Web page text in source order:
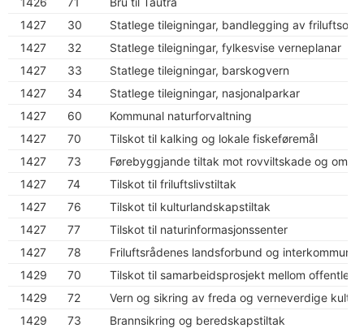
1427
30
Statlege tileigningar, bandlegging av
1427
32
Statlege tileigningar, fylkesvise verneplanar
1427
33
Statlege tileigningar, barskogvern
1427
34
Statlege tileigningar, nasjonalparkar
1427
60
Kommunal naturforvaltning
1427
70
Tilskot til kalking og lokale fiskeføremål
1427
73
Førebyggjande tiltak mot rovviltskade og
1427
74
Tilskot til friluftslivstiltak
1427
76
Tilskot til kulturlandskapstiltak
1427
77
Tilskot til naturinformasjonssenter
1427
78
Friluftsrådenes landsforbund og
1429
70
Tilskot til samarbeidsprosjekt mellom
1429
72
Vern og sikring av freda og verneverdige
1429
73
Brannsikring og beredskapstiltak